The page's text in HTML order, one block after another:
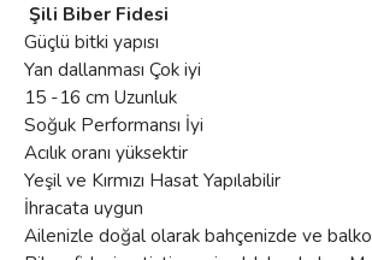
Şili Biber Fidesi
Güçlü bitki yapısı
Yan dallanması Çok iyi
15 -16 cm Uzunluk
Soğuk Performansı İyi
Acılık oranı yüksektir
Yeşil ve Kırmızı Hasat Yapılabilir
İhracata uygun
Ailenizle doğal olarak bahçenizde ve